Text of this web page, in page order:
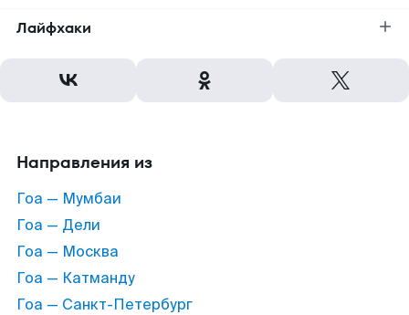
Лайфхаки
Направления из
Гоа — Мумбаи
Гоа — Дели
Гоа — Москва
Гоа — Катманду
Гоа — Санкт-Петербург